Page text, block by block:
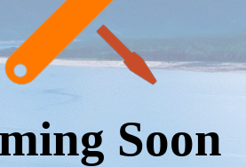
Soon